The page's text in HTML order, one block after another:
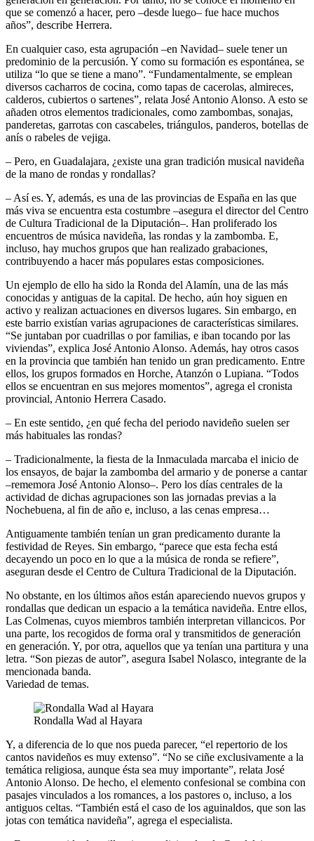
que se comenzó a hacer, pero –desde luego– fue hace muchos
años”, describe Herrera.
En cualquier caso, esta agrupación –en Navidad– suele tener un
predominio de la percusión. Y como su formación es espontánea, se
utiliza “lo que se tiene a mano”. “Fundamentalmente, se emplean
diversos cacharros de cocina, como tapas de cacerolas, almireces,
calderos, cubiertos o sartenes”, relata José Antonio Alonso. A esto se
añaden otros elementos tradicionales, como zambombas, sonajas,
panderetas, garrotas con cascabeles, triángulos, panderos, botellas de
anís o rabeles de vejiga.
– Pero, en Guadalajara, ¿existe una gran tradición musical navideña
de la mano de rondas y rondallas?
– Así es. Y, además, es una de las provincias de España en las que
más viva se encuentra esta costumbre –asegura el director del Centro
de Cultura Tradicional de la Diputación–. Han proliferado los
encuentros de música navideña, las rondas y la zambomba. E,
incluso, hay muchos grupos que han realizado grabaciones,
contribuyendo a hacer más populares estas composiciones.
Un ejemplo de ello ha sido la Ronda del Alamín, una de las más
conocidas y antiguas de la capital. De hecho, aún hoy siguen en
activo y realizan actuaciones en diversos lugares. Sin embargo, en
este barrio existían varias agrupaciones de características similares.
“Se juntaban por cuadrillas o por familias, e iban tocando por las
viviendas”, explica José Antonio Alonso. Además, hay otros casos
en la provincia que también han tenido un gran predicamento. Entre
ellos, los grupos formados en Horche, Atanzón o Lupiana. “Todos
ellos se encuentran en sus mejores momentos”, agrega el cronista
provincial, Antonio Herrera Casado.
– En este sentido, ¿en qué fecha del periodo navideño suelen ser
más habituales las rondas?
– Tradicionalmente, la fiesta de la Inmaculada marcaba el inicio de
los ensayos, de bajar la zambomba del armario y de ponerse a cantar
–rememora José Antonio Alonso–. Pero los días centrales de la
actividad de dichas agrupaciones son las jornadas previas a la
Nochebuena, al fin de año e, incluso, a las cenas empresa…
Antiguamente también tenían un gran predicamento durante la
festividad de Reyes. Sin embargo, “parece que esta fecha está
decayendo un poco en lo que a la música de ronda se refiere”,
aseguran desde el Centro de Cultura Tradicional de la Diputación.
No obstante, en los últimos años están apareciendo nuevos grupos y
rondallas que dedican un espacio a la temática navideña. Entre ellos,
Las Colmenas, cuyos miembros también interpretan villancicos. Por
una parte, los recogidos de forma oral y transmitidos de generación
en generación. Y, por otra, aquellos que ya tenían una partitura y una
letra. “Son piezas de autor”, asegura Isabel Nolasco, integrante de la
mencionada banda.
Variedad de temas.
Rondalla Wad al Hayara
Y, a diferencia de lo que nos pueda parecer, “el repertorio de los
cantos navideños es muy extenso”. “No se ciñe exclusivamente a la
temática religiosa, aunque ésta sea muy importante”, relata José
Antonio Alonso. De hecho, el elemento confesional se combina con
pasajes vinculados a los romances, a los pastores o, incluso, a los
antiguos celtas. “También está el caso de los aguinaldos, que son las
jotas con temática navideña”, agrega el especialista.